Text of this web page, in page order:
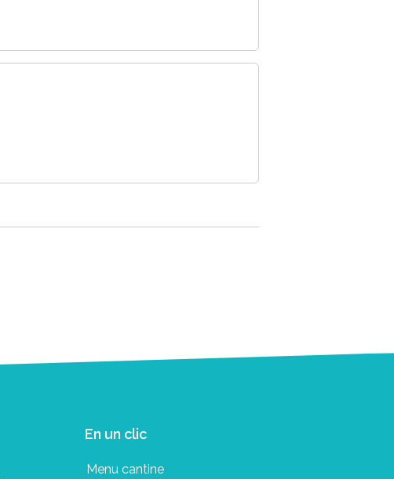
En un clic
Menu cantine